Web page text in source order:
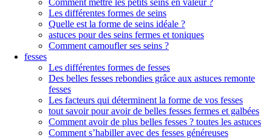
Les différentes formes de seins
Quelle est la forme de seins idéale ?
astuces pour des seins fermes et toniques
Comment camoufler ses seins ?
fesses
Les différentes formes de fesses
Des belles fesses rebondies grâce aux astuces remonte
fesses
Les facteurs qui déterminent la forme de vos fesses
tout savoir pour avoir de belles fesses fermes et galbées
Comment avoir de plus belles fesses ? toutes les astuces
Comment s’habiller avec des fesses généreuses